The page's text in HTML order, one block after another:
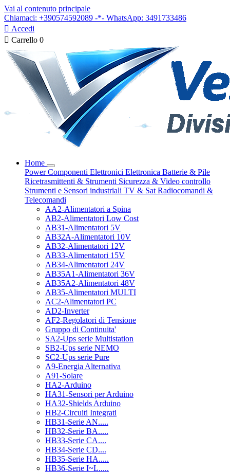
Vai al contenuto principale
Chiamaci: +390574592089 -*- WhatsApp: 3491733486
 Accedi
 Carrello 0
Home
PowerComponenti Elettronici Elettronica Batterie & Pile
Ricetrasmittenti & Strumenti Sicurezza & Video controllo
Strumenti e Sensori industriali TV & Sat Radiocomandi &
Telecomandi
AA2-Alimentatori a Spina
AB2-Alimentatori Low Cost
AB31-Alimentatori 5V
AB32A-Alimentatori 10V
AB32-Alimentatori 12V
AB33-Alimentatori 15V
AB34-Alimentatori 24V
AB35A1-Alimentatori 36V
AB35A2-Alimentatori 48V
AB35-Alimentatori MULTI
AC2-Alimentatori PC
AD2-Inverter
AF2-Regolatori di Tensione
Gruppo di Continuita'
SA2-Ups serie Multistation
SB2-Ups serie NEMO
SC2-Ups serie Pure
A9-Energia Alternativa
A91-Solare
HA2-Arduino
HA31-Sensori per Arduino
HA32-Shields Arduino
HB2-Circuiti Integrati
HB31-Serie AN.....
HB32-Serie BA.....
HB33-Serie CA....
HB34-Serie CD....
HB35-Serie HA.....
HB36-Serie I~L.....